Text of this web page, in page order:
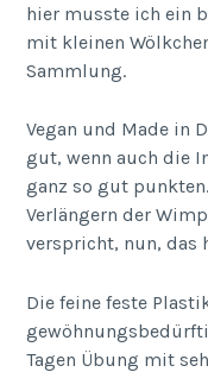
hier musste ich ein
mit kleinen
Sammlung.
Vegan und Made in
gut, wenn auch die
ganz so gut
Verlängern der
verspricht, nun, das
Die feine feste
Tagen Übung mit